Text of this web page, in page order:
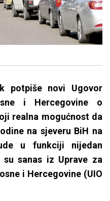
potpiše novi Ugovor
i Hercegovine o
realna mogućnost da
na sjeveru BiH na
u funkciji nijedan
sanas iz Uprave za
i Hercegovine (UIO